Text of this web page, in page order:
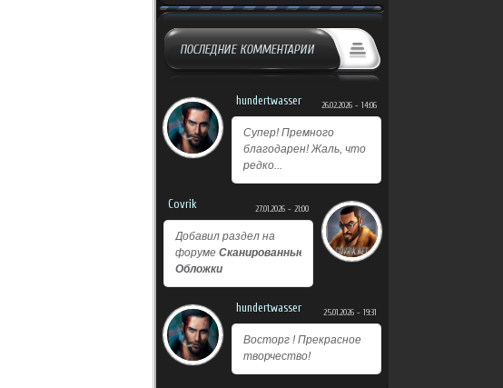
ПОСЛЕДНИЕ КОММЕНТАРИИ
hundertwasser 26.02.2026 - 14:06
Супер! Премного
благодарен! Жаль, что
редко...
Covrik 27.01.2026 - 21:00
Добавил раздел на
форуме Сканированные
Обложки
hundertwasser 25.01.2026 - 19:31
Восторг ! Прекрасное
творчество!